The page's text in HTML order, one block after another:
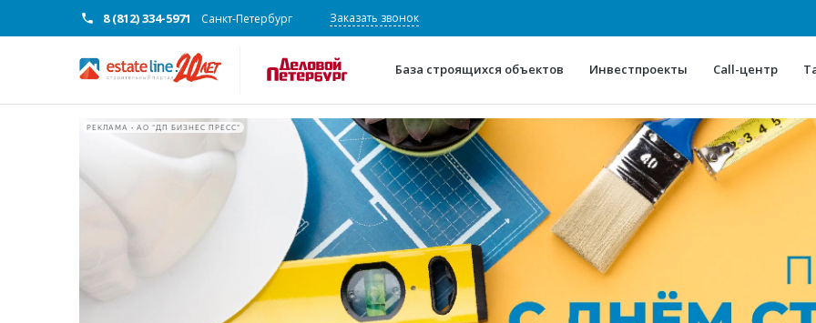
8 (812) 334-5971 Санкт-Петербург Заказать звонок
База строящихся объектов Инвестпроекты Call-центр
О проекте
Конкурентные
Горячие
РЕКЛАМА • АО "ДП БИЗНЕС ПРЕСС"